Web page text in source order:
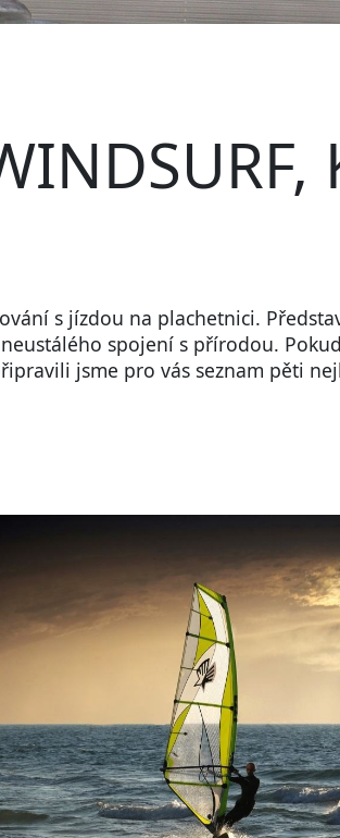
s jízdou na plachetnici.
spojení s přírodou.
jsme pro vás seznam pěti